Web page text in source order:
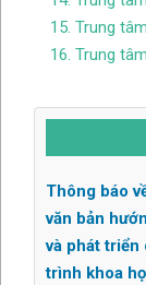
15. Trung
16. Trung
Thông báo
văn bản
và phát
trình khoa